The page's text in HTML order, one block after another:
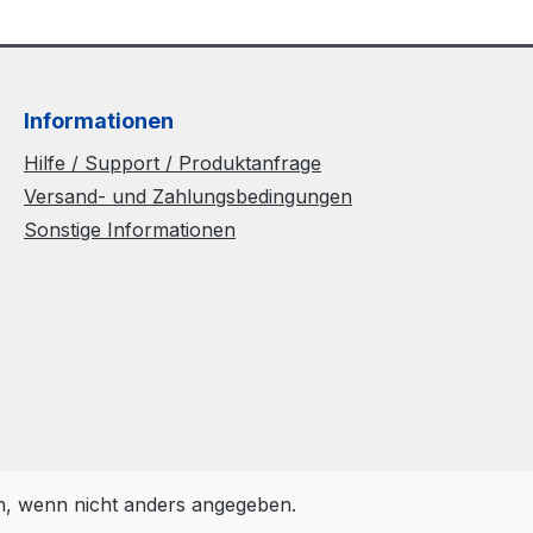
Informationen
Hilfe / Support / Produktanfrage
Versand- und Zahlungsbedingungen
Sonstige Informationen
wenn nicht anders angegeben.